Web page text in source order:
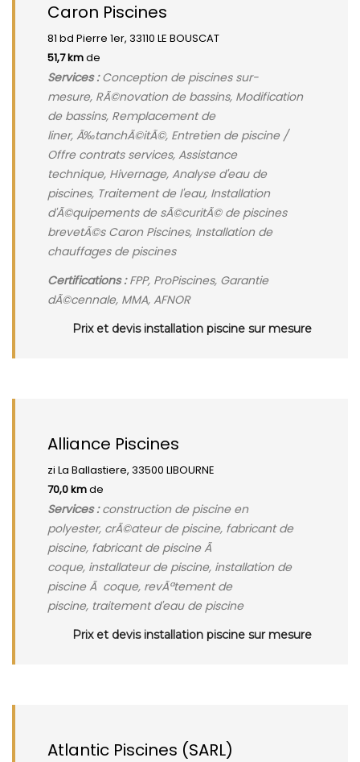
Caron Piscines
81 bd Pierre 1er, 33110 LE BOUSCAT
51,7 kmde
Services :Conception de piscines sur-
mesure, RÃ©novation de bassins, Modification
de bassins, Remplacement de
liner, Ã‰tanchÃ©itÃ©, Entretien de piscine /
Offre contrats services, Assistance
technique, Hivernage, Analyse d'eau de
piscines, Traitement de l'eau, Installation
d'Ã©quipements de sÃ©curitÃ© de piscines
brevetÃ©s Caron Piscines, Installation de
chauffages de piscines
Certifications :FPP, ProPiscines, Garantie
dÃ©cennale, MMA, AFNOR
Prix et devis installation piscine sur mesure
Alliance Piscines
zi La Ballastiere, 33500 LIBOURNE
70,0 kmde
Services :construction de piscine en
polyester, crÃ©ateur de piscine, fabricant de
piscine, fabricant de piscine Ã
coque, installateur de piscine, installation de
piscine Ã coque, revÃªtement de
piscine, traitement d'eau de piscine
Prix et devis installation piscine sur mesure
Atlantic Piscines (SARL)